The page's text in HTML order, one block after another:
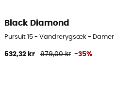
Black Diamond
Pursuit 15 - Vandrerygsæk - Damer
632,32 kr 979,00 kr -35%